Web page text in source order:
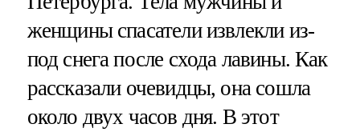
женщины спасатели извлекли из-
под снега после схода лавины. Как
рассказали очевидцы, она сошла
около двух часов дня. В этот